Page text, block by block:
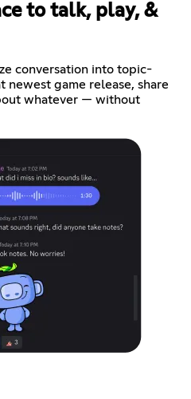
to talk, play, &
conversation into topic-
newest game release, share
whatever — without